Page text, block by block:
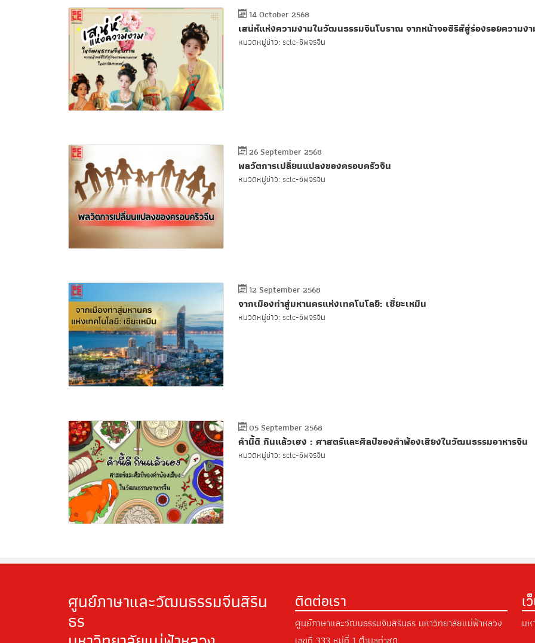
14 October 2568
เสน่ห์แห่งความงามในวัฒนธรรมจีนโบราณ จากหน้าจอซีรีส์สู่ร่องรอยความง
หมวดหมู่ข่าว: sclc-ชีพจรจีน
26 September 2568
พลวัตการเปลี่ยนแปลงของครอบครัวจีน
หมวดหมู่ข่าว: sclc-ชีพจรจีน
12 September 2568
จากเมืองท่าสู่มหานครแห่งเทคโนโลยี: เซี่ยะเหมิน
หมวดหมู่ข่าว: sclc-ชีพจรจีน
05 September 2568
คำนี้ดี กินแล้วเฮง : ศาสตร์และศิลป์ของคำพ้องเสียงในวัฒนธรรมอาหารจีน
หมวดหมู่ข่าว: sclc-ชีพจรจีน
ศูนย์ภาษาและวัฒนธรรมจีนสิริน
ธร
ติดต่อเรา
ศูนย์ภาษาและวัฒนธรรมจีนสิรินธร มหาวิทยาลัยแม่ฟ้าหลวง
เ
มห